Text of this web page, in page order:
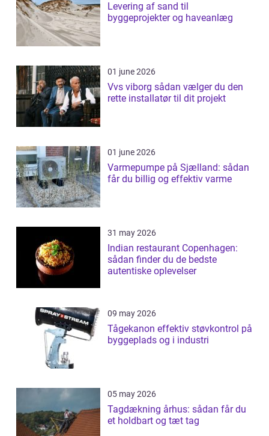
Levering af sand til
byggeprojekter og haveanlæg
01 june 2026
Vvs viborg sådan vælger du den
rette installatør til dit projekt
01 june 2026
Varmepumpe på Sjælland: sådan
får du billig og effektiv varme
31 may 2026
Indian restaurant Copenhagen:
sådan finder du de bedste
autentiske oplevelser
09 may 2026
Tågekanon effektiv støvkontrol på
byggeplads og i industri
05 may 2026
Tagdækning århus: sådan får du
et holdbart og tæt tag